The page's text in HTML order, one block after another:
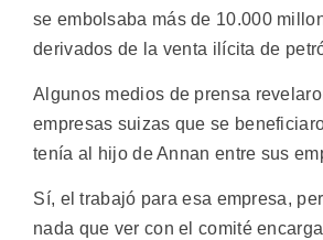
se embolsaba más de 10.000
derivados de la venta ilícita de
Algunos medios de prensa
empresas suizas que se
tenía al hijo de Annan entre sus
Sí, el trabajó para esa empresa,
nada que ver con el comité